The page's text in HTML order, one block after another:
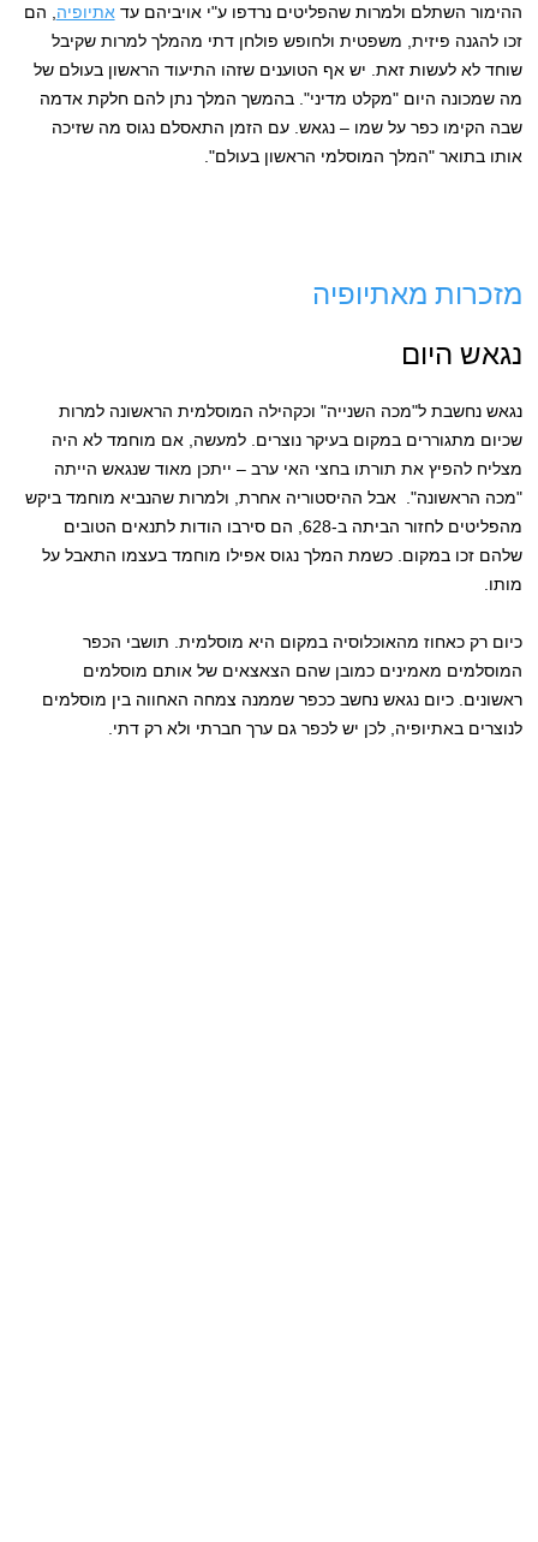
ההימור השתלם ולמרות שהפליטים נרדפו ע"י אויביהם עד אתיופיה , הם
זכו להגנה פיזית, משפטית ולחופש פולחן דתי מהמלך למרות שקיבל
שוחד לא לעשות זאת. יש אף הטוענים שזהו התיעוד הראשון בעולם של
מה שמכונה היום "מקלט מדיני". בהמשך המלך נתן להם חלקת אדמה
שבה הקימו כפר על שמו – נגאש. עם הזמן התאסלם נגוס מה שזיכה
אותו בתואר "המלך המוסלמי הראשון בעולם".
מזכרות מאתיופיה
נגאש היום
נגאש נחשבת ל"מכה השנייה" וכקהילה המוסלמית הראשונה למרות
שכיום מתגוררים במקום בעיקר נוצרים. למעשה, אם מוחמד לא היה
מצליח להפיץ את תורתו בחצי האי ערב – ייתכן מאוד שנגאש הייתה
"מכה הראשונה". אבל ההיסטוריה אחרת, ולמרות שהנביא מוחמד ביקש
מהפליטים לחזור הביתה ב-628, הם סירבו הודות לתנאים הטובים
שלהם זכו במקום. כשמת המלך נגוס אפילו מוחמד בעצמו התאבל על
מותו.
כיום רק כאחוז מהאוכלוסיה במקום היא מוסלמית. תושבי הכפר
המוסלמים מאמינים כמובן שהם הצאצאים של אותם מוסלמים
ראשונים. כיום נגאש נחשב ככפר שממנה צמחה האחווה בין מוסלמים
לנוצרים באתיופיה, לכן יש לכפר גם ערך חברתי ולא רק דתי.